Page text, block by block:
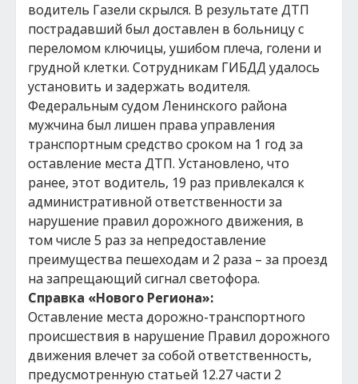
водитель Газели скрылся. В результате ДТП
пострадавший был доставлен в больницу с
переломом ключицы, ушибом плеча, голени и
грудной клетки. Сотрудникам ГИБДД удалось
установить и задержать водителя.
Федеральным судом Ленинского района
мужчина был лишен права управления
транспортным средство сроком на 1 год за
оставление места ДТП. Установлено, что
ранее, этот водитель, 19 раз привлекался к
административной ответственности за
нарушение правил дорожного движения, в
том числе 5 раз за непредоставление
преимущества пешеходам и 2 раза – за проезд
на запрещающий сигнал светофора.
Справка «Нового Региона»:
Оставление места дорожно-транспортного
происшествия в нарушение Правил дорожного
движения влечет за собой ответственность,
предусмотренную статьей 12.27 части 2